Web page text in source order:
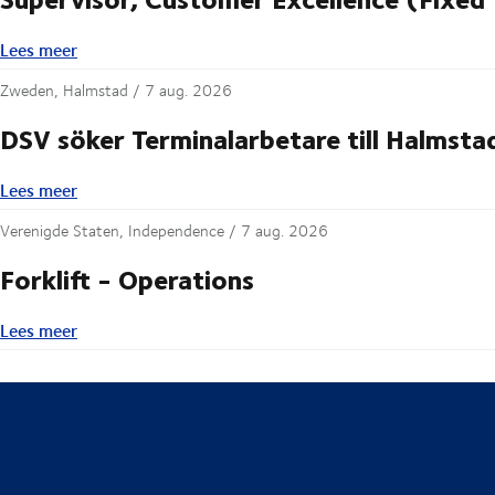
Lees meer
Lees meer
Zweden, Halmstad / 7 aug. 2026
DSV söker Terminalarbetare till
Lees meer
Lees meer
Verenigde Staten, Independence / 7 aug. 2026
Forklift - Operations
Lees meer
Lees meer